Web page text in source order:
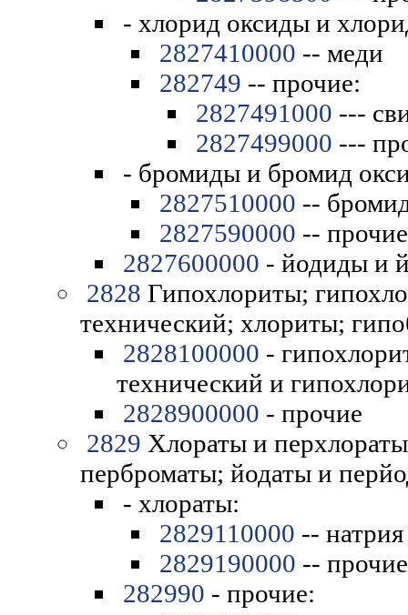
- хлорид оксиды и
2827410000 -- меди
282749 -- прочие:
2827491000 ---
2827499000 ---
- бромиды и бромид
2827510000 --
2827590000 -- прочие
2827600000 - йодиды и
2828 Гипохлориты;
технический; хлориты;
2828100000 -
технический и
2828900000 - прочие
2829 Хлораты и
перброматы; йодаты и
- хлораты:
2829110000 -- натрия
2829190000 -- прочие
282990 - прочие: